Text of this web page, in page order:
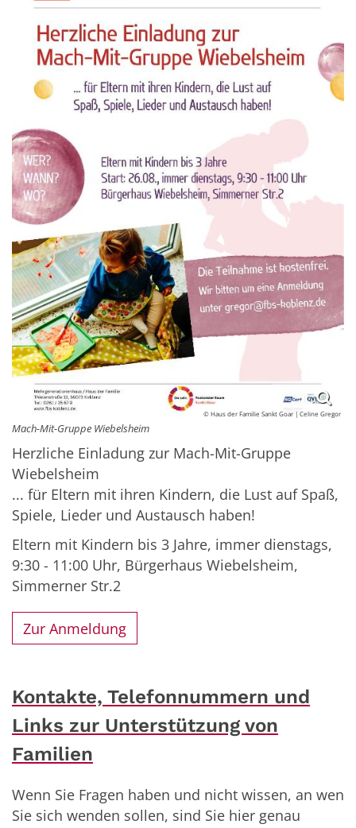
© Haus der Familie Sankt Goar | Celine Gregor
Mach-Mit-Gruppe Wiebelsheim
Herzliche Einladung zur Mach-Mit-Gruppe
Wiebelsheim
... für Eltern mit ihren Kindern, die Lust auf Spaß,
Spiele, Lieder und Austausch haben!
Eltern mit Kindern bis 3 Jahre, immer dienstags,
9:30 - 11:00 Uhr, Bürgerhaus Wiebelsheim,
Simmerner Str.2
Zur Anmeldung
Kontakte, Telefonnummern und
Links zur Unterstützung von
Familien
Wenn Sie Fragen haben und nicht wissen, an wen
Sie sich wenden sollen, sind Sie hier genau